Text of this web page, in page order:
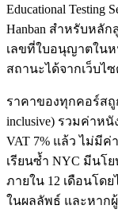
Educational Testing
Hanban สำหรับหลั
เลขที่ใบอนุญาตในห
สถานะได้จากเว็บไ
ราคาของทุกคอร์สถู
inclusive) รวมค่าห
VAT 7% แล้ว ไม่มี
เรียนซ้ำ NYC มีนโย
ภายใน 12 เดือนโด
ในผลลัพธ์ และหาก